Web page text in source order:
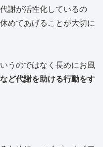
謝が活性化しているの
めてあげることが大切に
うのではなく長めにお風
ど代謝を助ける行動をす